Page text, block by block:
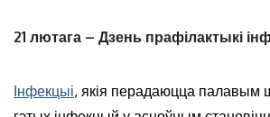
21 лютага – Дзень прафілактыкі
Інфекцыі, якія перадаюцца палавым